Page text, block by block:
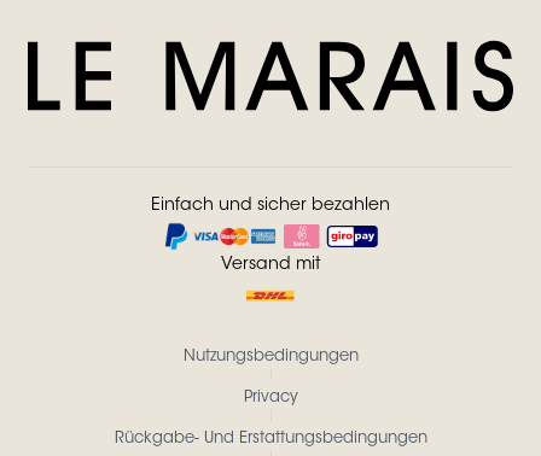
Einfach und sicher bezahlen
Versand mit
Nutzungsbedingungen
Privacy
Rückgabe- Und Erstattungsbedingungen